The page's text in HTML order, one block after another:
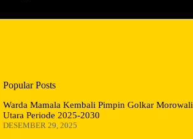
Popular Posts
Warda Mamala Kembali Pimpin Golkar Morowali
Utara Periode 2025-2030
DESEMBER 29, 2025